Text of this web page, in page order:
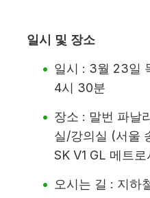
일시 및 장소
일시 : 3월 23일
4시 30분
장소 : 말번 파날
실/강의실 (서울
SK V1 GL 메트
오시는 길 : 지하